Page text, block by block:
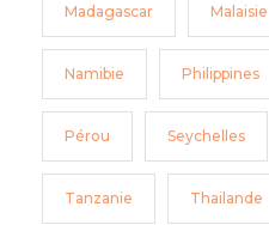
Madagascar Malaisie
Namibie Philippines
Pérou Seychelles
Tanzanie Thailande